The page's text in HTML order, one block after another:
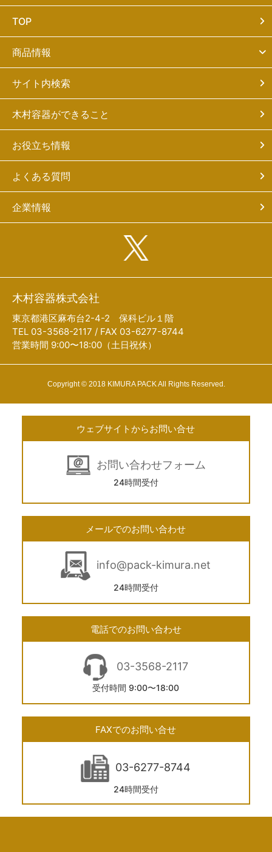
TOP
商品情報
サイト内検索
木村容器ができること
お役立ち情報
よくある質問
企業情報
木村容器株式会社
東京都港区麻布台2-4-2 保科ビル１階
TEL 03-3568-2117 / FAX 03-6277-8744
営業時間 9:00〜18:00（土日祝休）
Copyright © 2018 KIMURA PACK All Rights Reserved.
ウェブサイトからお問い合せ
お問い合わせフォーム
24時間受付
メールでのお問い合わせ
info@pack-kimura.net
24時間受付
電話でのお問い合わせ
03-3568-2117
受付時間 9:00〜18:00
FAXでのお問い合せ
03-6277-8744
24時間受付